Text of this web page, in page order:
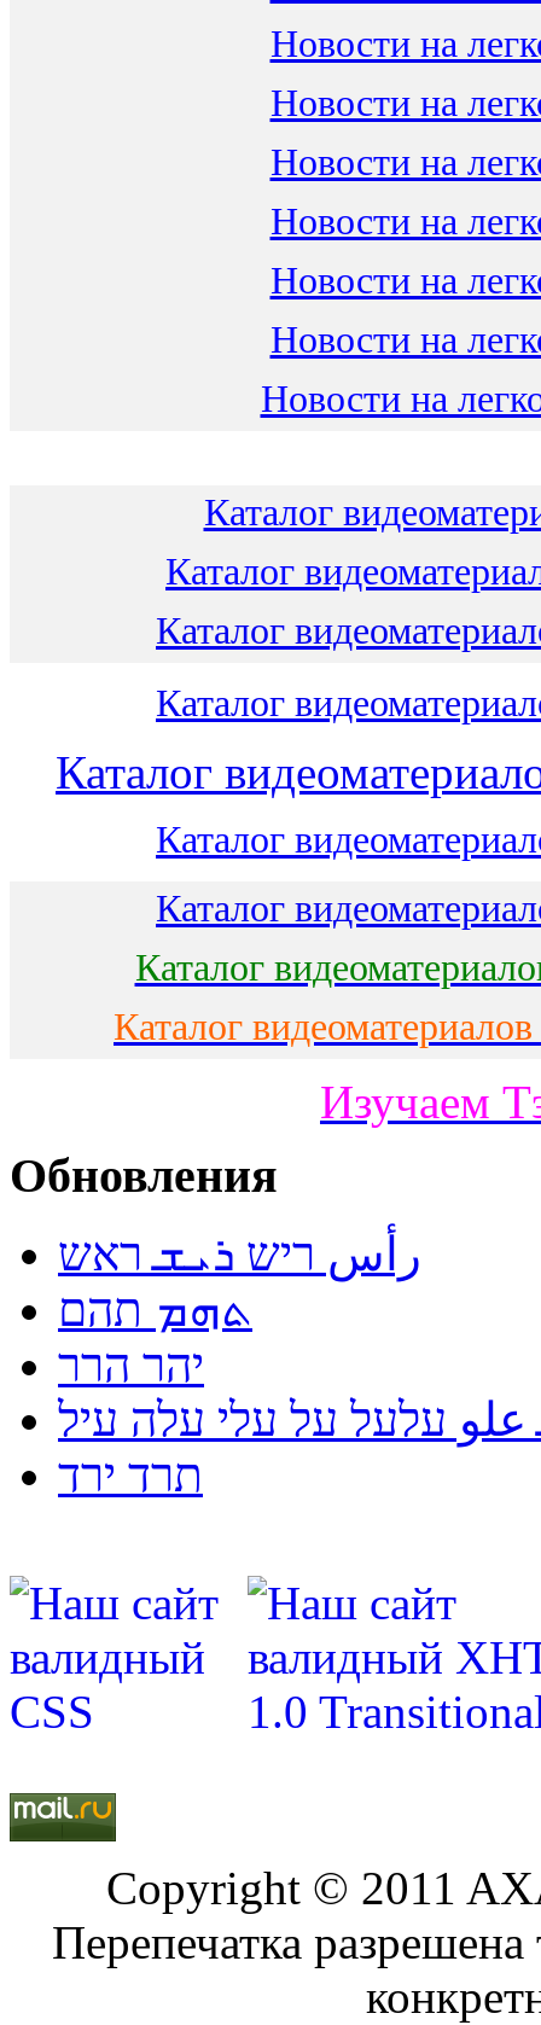
Новости на
Новости на
Новости на
Новости на
Новости на
Новости на
Новости на
Каталог
Каталог
Каталог
Каталог
Каталог
Каталог
Каталог
Каталог
Каталог
Изучаем
Обновления
رأس ריש ܪܝܫ ראש
ܬܗܡ תהם
יהר הרר
עלעל על עלי עלה עיל
תרד ירד
Copyright © 2011
Перепечатка